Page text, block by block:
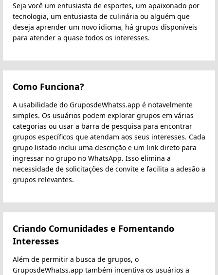
Seja você um entusiasta de esportes, um apaixonado por
tecnologia, um entusiasta de culinária ou alguém que
deseja aprender um novo idioma, há grupos disponíveis
para atender a quase todos os interesses.
Como Funciona?
A usabilidade do GruposdeWhatss.app é notavelmente
simples. Os usuários podem explorar grupos em várias
categorias ou usar a barra de pesquisa para encontrar
grupos específicos que atendam aos seus interesses. Cada
grupo listado inclui uma descrição e um link direto para
ingressar no grupo no WhatsApp. Isso elimina a
necessidade de solicitações de convite e facilita a adesão a
grupos relevantes.
Criando Comunidades e Fomentando
Interesses
Além de permitir a busca de grupos, o
GruposdeWhatss.app também incentiva os usuários a